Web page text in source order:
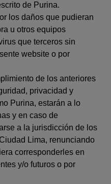
de Purina.
los daños que pudieran
u otros equipos
que terceros sin
website o por
de los anteriores
privacidad y
Purina, estarán a lo
y en caso de
a la jurisdicción de los
Lima, renunciando
corresponderles en
y/o futuros o por